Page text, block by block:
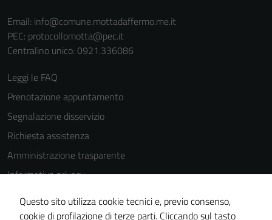
Email: info@comune.mottadaffermo.me.it
PEC: protocollomotta@pec.it
Centralino unico: 0921.336086
Leggi le FAQ
Prenotazione appuntamento
Segnalazione disservizio
Richiesta assistenza
Amministrazione trasparente
Informativa privacy
Cookie Policy
Note legali
Questo sito utilizza cookie tecnici e, previo consenso,
cookie di profilazione di terze parti. Cliccando sul tasto
sono
utilizzati
profilazione.
La